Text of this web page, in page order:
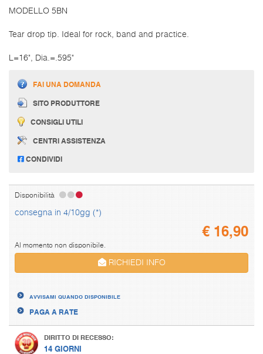
MODELLO 5BN
Tear drop tip. Ideal for rock, band and practice.
L=16", Dia.=.595"
FAI UNA DOMANDA
SITO PRODUTTORE
CONSIGLI UTILI
CENTRI ASSISTENZA
CONDIVIDI
Disponibilità
consegna in 4/10gg (*)
€16,90
Al momento non disponibile.
RICHIEDI INFO
AVVISAMI QUANDO DISPONIBILE
PAGA A RATE
DIRITTO DI RECESSO:
14 GIORNI